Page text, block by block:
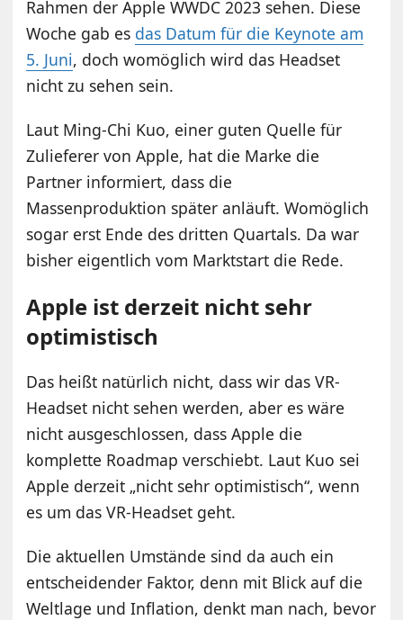
Rahmen der Apple WWDC 2023 sehen. Diese
Woche gab es das Datum für die Keynote am
5. Juni, doch womöglich wird das Headset
nicht zu sehen sein.
Laut Ming-Chi Kuo, einer guten Quelle für
Zulieferer von Apple, hat die Marke die
Partner informiert, dass die
Massenproduktion später anläuft. Womöglich
sogar erst Ende des dritten Quartals. Da war
bisher eigentlich vom Marktstart die Rede.
Apple ist derzeit nicht sehr
optimistisch
Das heißt natürlich nicht, dass wir das VR-
Headset nicht sehen werden, aber es wäre
nicht ausgeschlossen, dass Apple die
komplette Roadmap verschiebt. Laut Kuo sei
Apple derzeit „nicht sehr optimistisch“, wenn
es um das VR-Headset geht.
Die aktuellen Umstände sind da auch ein
entscheidender Faktor, denn mit Blick auf die
Weltlage und Inflation, denkt man nach, bevor